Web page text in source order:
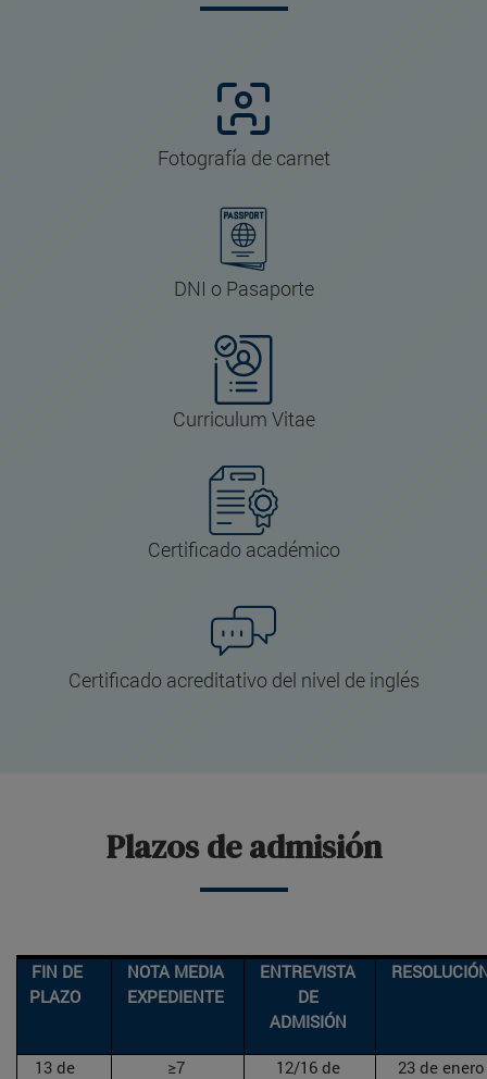
Fotografía de carnet
DNI o Pasaporte
Curriculum Vitae
Certificado académico
Certificado acreditativo del nivel de inglés
Plazos de admisión
FIN DE
PLAZO
NOTA MEDIA
EXPEDIENTE
ENTREVISTA
DE
ADMISIÓN
13 de
≥7
12/16 de
23 de enero